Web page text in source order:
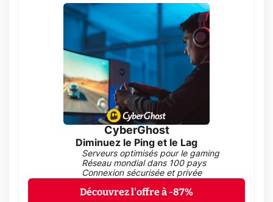
CyberGhost
Diminuez le Ping et le Lag
Serveurs optimisés pour le gaming
Réseau mondial dans 100 pays
Connexion sécurisée et privée
Découvrez l'offre à -87%